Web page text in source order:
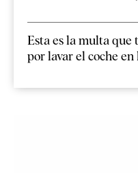
Esta es la multa que
por lavar el coche en